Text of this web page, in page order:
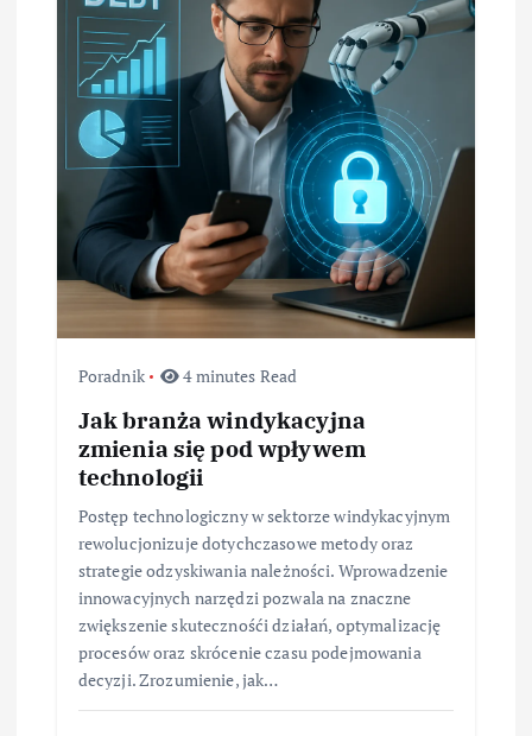
Poradnik 4 minutes Read
Jak branża windykacyjna
zmienia się pod wpływem
technologii
Postęp technologiczny w sektorze windykacyjnym
rewolucjonizuje dotychczasowe metody oraz
strategie odzyskiwania należności. Wprowadzenie
innowacyjnych narzędzi pozwala na znaczne
zwiększenie skutecznośći działań, optymalizację
procesów oraz skrócenie czasu podejmowania
decyzji. Zrozumienie, jak…